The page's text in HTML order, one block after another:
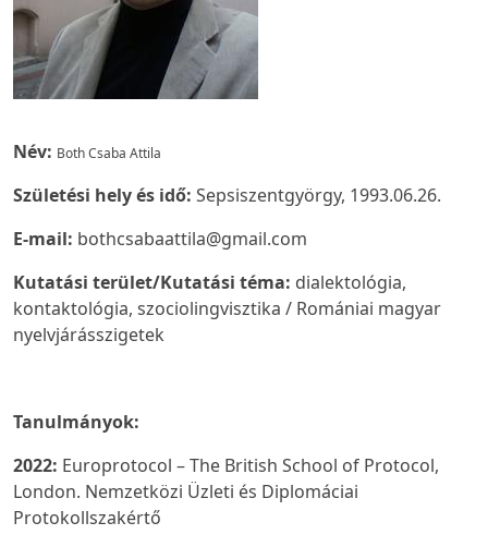
Név: Both Csaba Attila
Születési hely és idő: Sepsiszentgyörgy, 1993.06.26.
E-mail: bothcsabaattila@gmail.com
Kutatási terület/Kutatási téma: dialektológia,
kontaktológia, szociolingvisztika / Romániai magyar
nyelvjárásszigetek
Tanulmányok:
2022: Europrotocol – The British School of Protocol,
London. Nemzetközi Üzleti és Diplomáciai
Protokollszakértő